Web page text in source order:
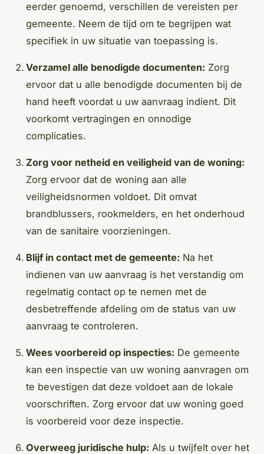
eerder genoemd, verschillen de vereisten per
gemeente. Neem de tijd om te begrijpen wat
specifiek in uw situatie van toepassing is.
Verzamel alle benodigde documenten: Zorg
ervoor dat u alle benodigde documenten bij de
hand heeft voordat u uw aanvraag indient. Dit
voorkomt vertragingen en onnodige
complicaties.
Zorg voor netheid en veiligheid van de woning:
Zorg ervoor dat de woning aan alle
veiligheidsnormen voldoet. Dit omvat
brandblussers, rookmelders, en het onderhoud
van de sanitaire voorzieningen.
Blijf in contact met de gemeente: Na het
indienen van uw aanvraag is het verstandig om
regelmatig contact op te nemen met de
desbetreffende afdeling om de status van uw
aanvraag te controleren.
Wees voorbereid op inspecties: De gemeente
kan een inspectie van uw woning aanvragen om
te bevestigen dat deze voldoet aan de lokale
voorschriften. Zorg ervoor dat uw woning goed
is voorbereid voor deze inspectie.
Overweeg juridische hulp: Als u twijfelt over het